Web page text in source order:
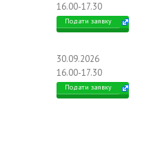
16.00-17.30
Подати заявку
30.09.2026
16.00-17.30
Подати заявку